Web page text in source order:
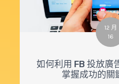
12 月
16
如何利用 FB 投放廣
掌握成功的關